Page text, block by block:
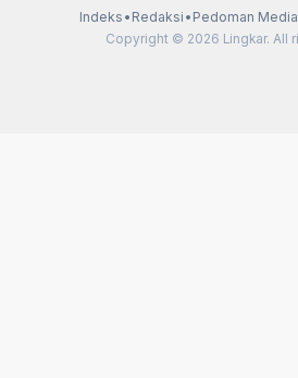
Indeks • Redaksi • Pedoman
Copyright © 2026 Lingkar. All